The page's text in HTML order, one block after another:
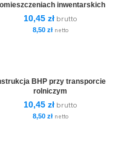
inwentarskich
10,45 zł brutto
8,50 złnetto
BHP przy transporcie
rolniczym
10,45 zł brutto
8,50 złnetto